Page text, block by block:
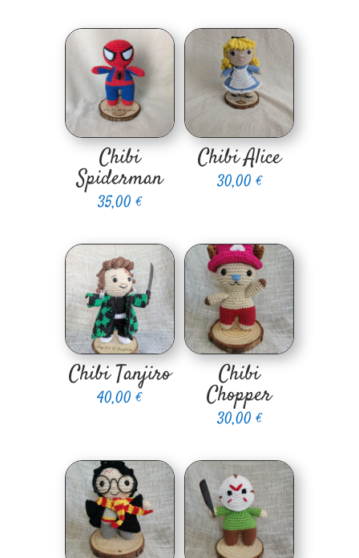
Chibi
Spiderman
35,00€
Chibi Alice
30,00€
Chibi Tanjiro
40,00€
Chibi
Chopper
30,00€